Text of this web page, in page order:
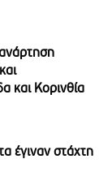
και Κορινθία
έγιναν στάχτη